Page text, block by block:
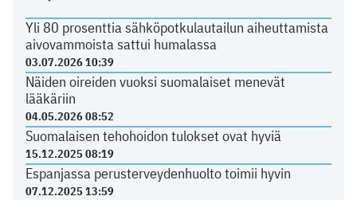
Yli 80 prosenttia sähköpotkulautailun aiheuttamista
aivovammoista sattui humalassa
03.07.2026 10:39
Näiden oireiden vuoksi suomalaiset menevät
lääkäriin
04.05.2026 08:52
Suomalaisen tehohoidon tulokset ovat hyviä
15.12.2025 08:19
Espanjassa perusterveydenhuolto toimii hyvin
07.12.2025 13:59